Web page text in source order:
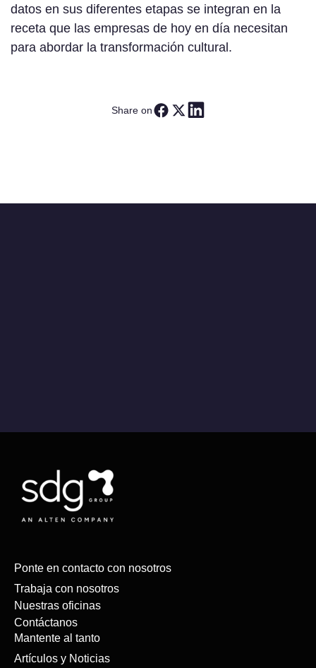
datos en sus diferentes etapas se integran en la
receta que las empresas de hoy en día necesitan
para abordar la transformación cultural.
Share on
Ponte en contacto con nosotros
Trabaja con nosotros
Nuestras oficinas
Contáctanos
Mantente al tanto
Artículos y Noticias